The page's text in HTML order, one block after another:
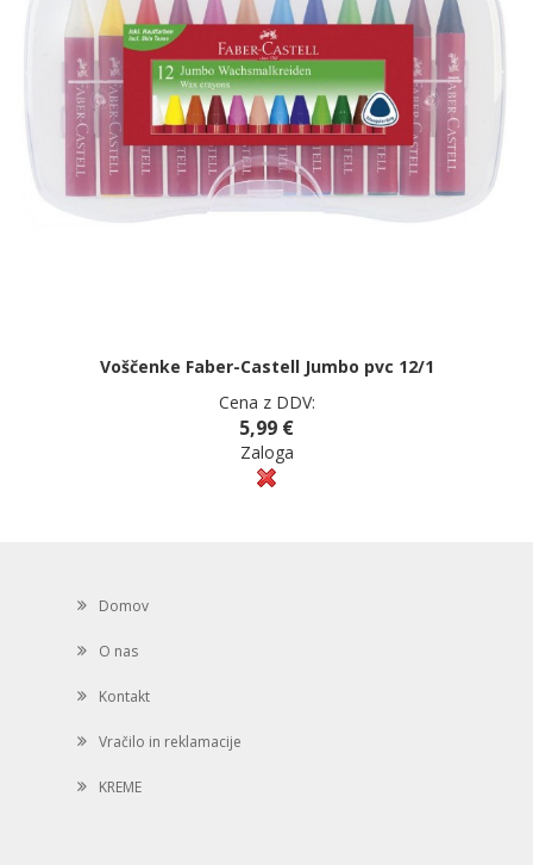
Voščenke Faber-Castell Jumbo pvc 12/1
Cena z DDV:
5,99 €
Zaloga
Domov
O nas
Kontakt
Vračilo in reklamacije
KREME